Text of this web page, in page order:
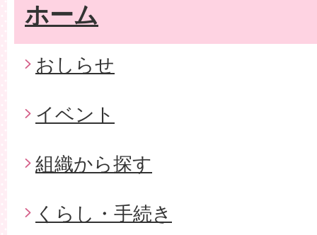
ホーム
おしらせ
イベント
組織から探す
くらし・手続き